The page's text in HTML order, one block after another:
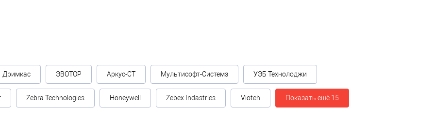
Дримкас ЭВОТОР Аркус-СТ Мультисофт-Системз УЭБ Технолоджи
Zebra Technologies Honeywell Zebex Indastries Vioteh Показать ещё 15